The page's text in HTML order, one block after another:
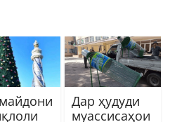
Дар ҳудуди
муассисаҳои